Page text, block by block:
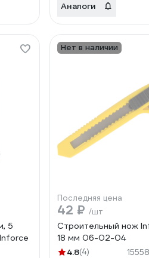
Аналоги
5
Нет в наличии
Последняя цена
42 ₽ /шт
Строительный нож
18 мм 06-02-04
4.8(4)